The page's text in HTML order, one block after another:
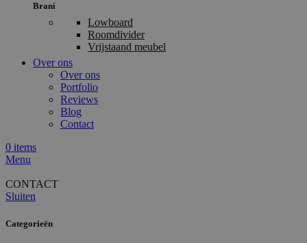
Brani
Lowboard
Roomdivider
Vrijstaand meubel
Over ons
Over ons
Portfolio
Reviews
Blog
Contact
0 items
Menu
CONTACT
Sluiten
Categorieën